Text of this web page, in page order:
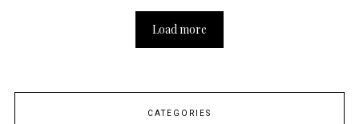
Load more
CATEGORIES